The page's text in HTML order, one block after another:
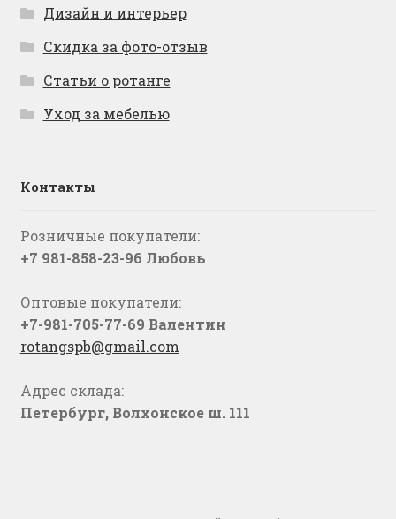
Дизайн и интерьер
Скидка за фото-отзыв
Статьи о ротанге
Уход за мебелью
Контакты
Розничные покупатели:
+7 981-858-23-96 Любовь
Оптовые покупатели:
+7-981-705-77-69 Валентин
rotangspb@gmail.com
Адрес склада:
Петербург, Волхонское ш. 111